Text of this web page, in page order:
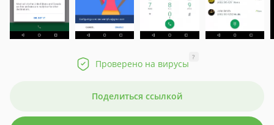
Проверено на вирусы
?
Поделиться ссылкой